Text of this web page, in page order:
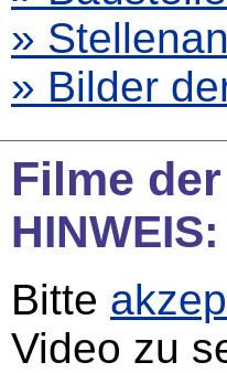
»
» Bilder
Filme
Bitte
Video zu